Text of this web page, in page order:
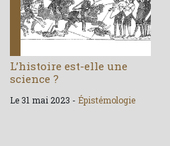
L’histoire est-elle une
science ?
Le 31 mai 2023 - Épistémologie